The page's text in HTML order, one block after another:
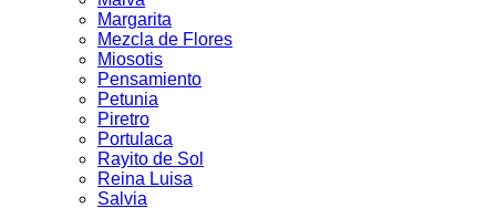
Margarita
Mezcla de Flores
Miosotis
Pensamiento
Petunia
Piretro
Portulaca
Rayito de Sol
Reina Luisa
Salvia